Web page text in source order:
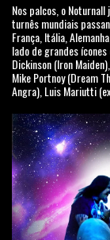
Nos palcos, o
turnês mundiais
França, Itália,
lado de grandes
Dickinson (Iron
Mike Portnoy (Dream
Angra), Luis Mariutti